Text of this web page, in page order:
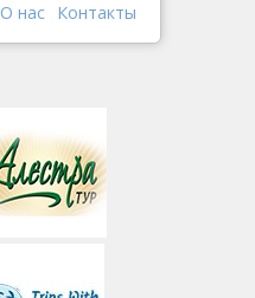
Контакты
О наc